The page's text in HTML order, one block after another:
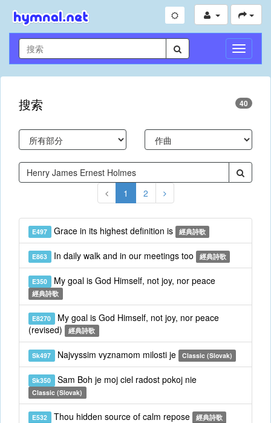
切
換
導
搜索 40
1 2
E497 Grace in its highest definition is 經典詩歌
E863 In daily walk and in our meetings too 經典詩歌
E350 My goal is God Himself, not joy, nor peace
經典詩歌
E8270 My goal is God Himself, not joy, nor peace
(revised)
經典詩歌
Sk497 Najvyssim vyznamom milosti je Classic (Slovak)
Sk350 Sam Boh je moj ciel radost pokoj nie
Classic (Slovak)
E532 Thou hidden source of calm repose 經典詩歌